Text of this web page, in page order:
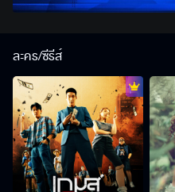
ละคร/ซีรีส์